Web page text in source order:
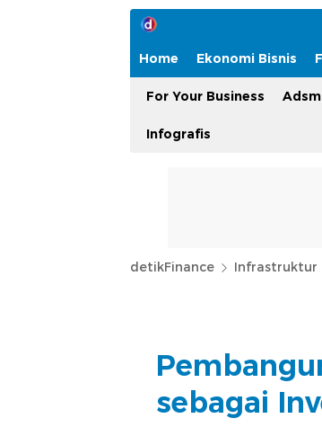
Home Ekonomi Bisnis
For Your Business
Infografis
detikFinance Infrastruktur
sebagai